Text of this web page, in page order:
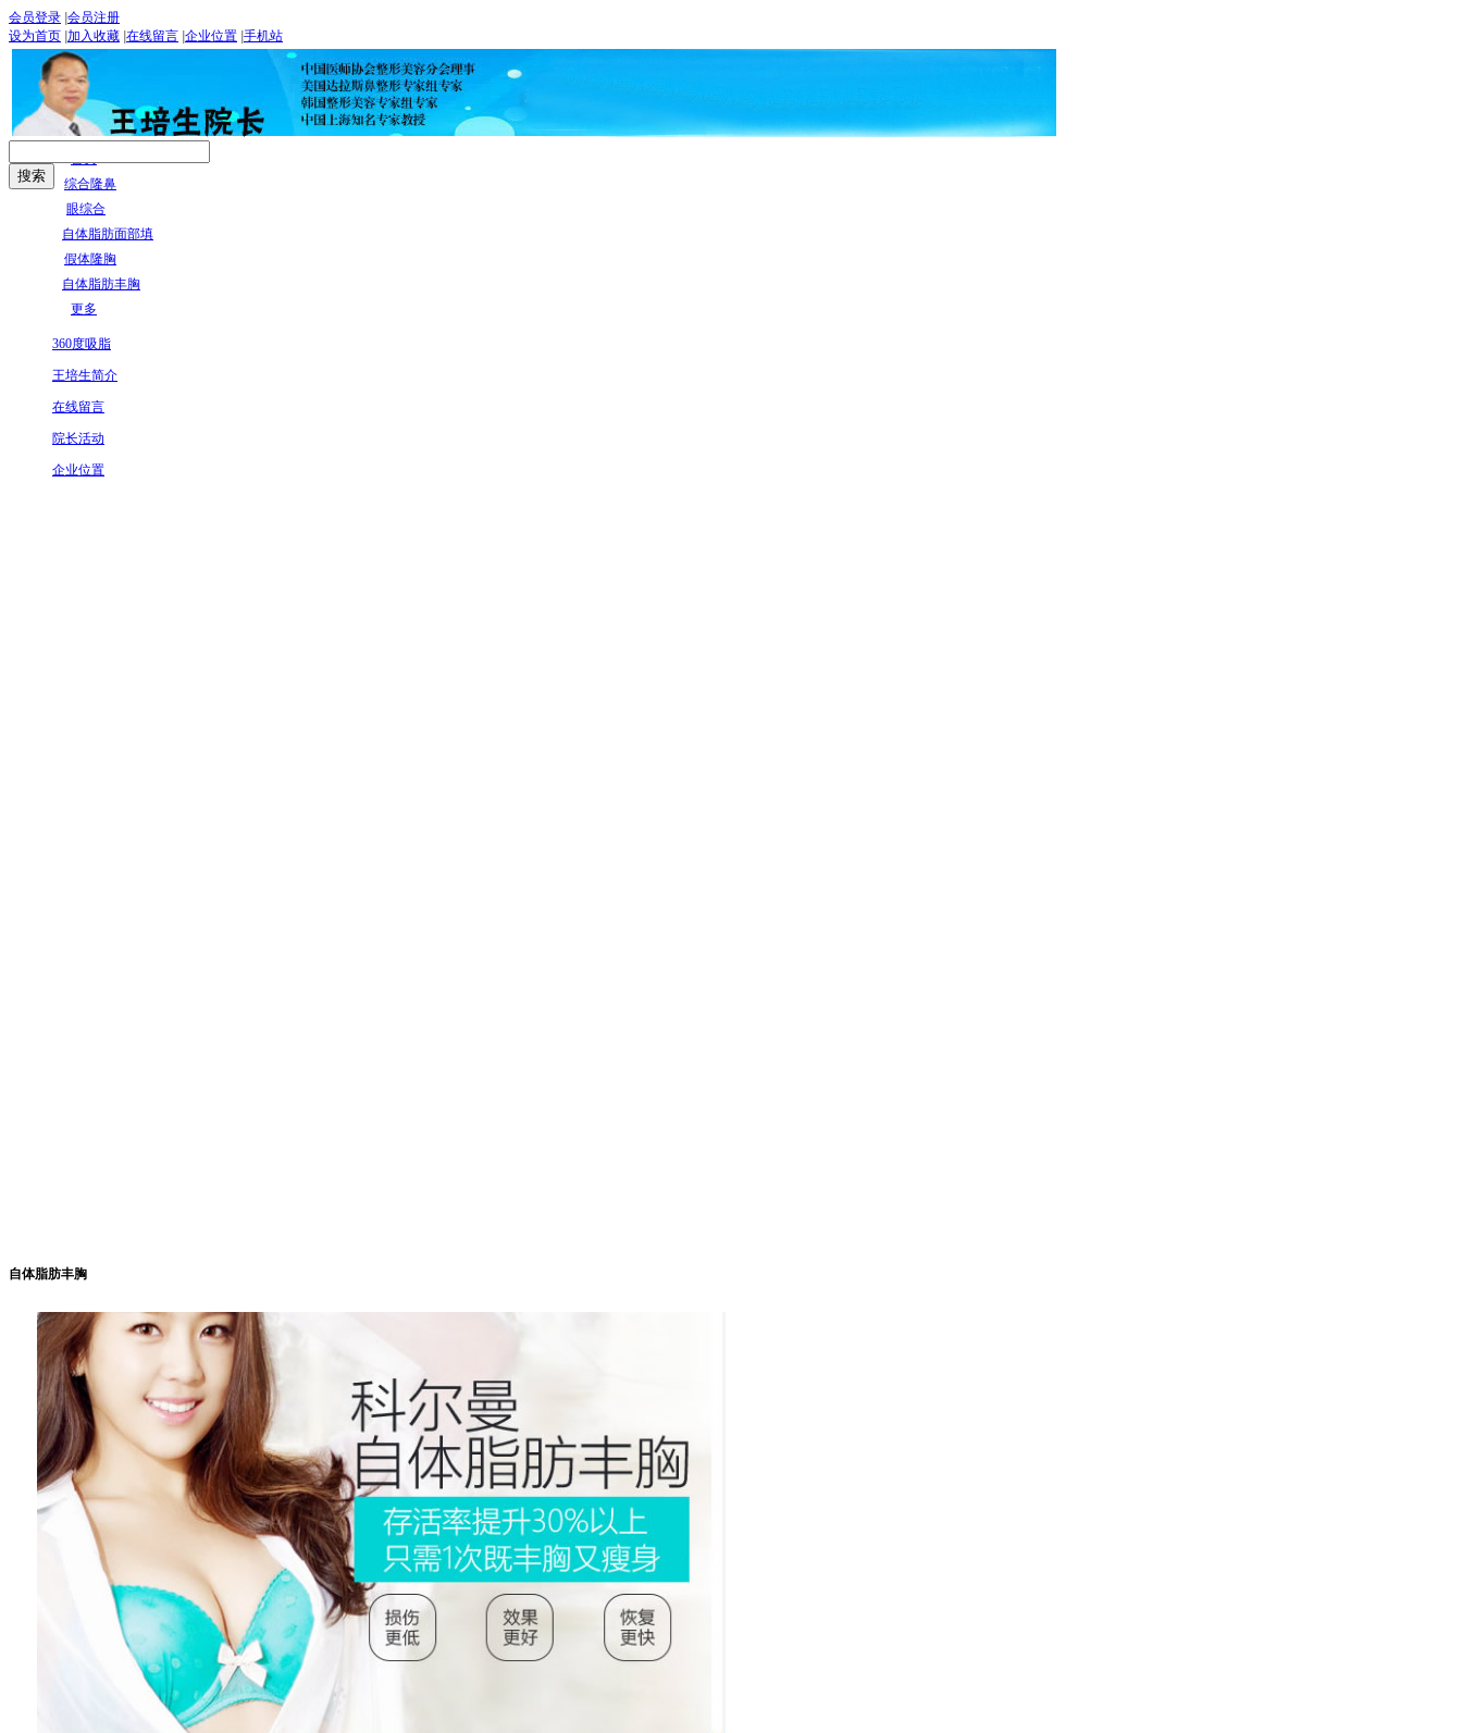
会员登录 会员注册
设为首页 加入收藏 在线留言 企业位置 手机站
首页
综合隆鼻
眼综合
自体脂肪面部填
假体隆胸
自体脂肪丰胸
更多
360度吸脂
王培生简介
在线留言
院长活动
企业位置
自体脂肪丰胸